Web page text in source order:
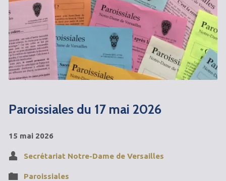
Paroissiales du 17 mai 2026
15 mai 2026
Secrétariat Notre-Dame de Versailles
Paroissiales